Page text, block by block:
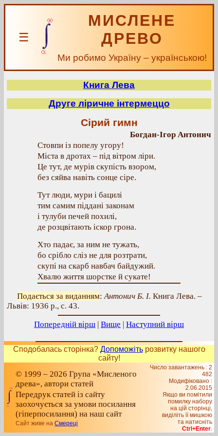
☰
МИСЛЕНЕ
ДРЕВО
Ми робимо Україну – українською!
Книга Лева
Друге ліричне інтермеццо
Сірий гимн
Богдан-Ігор Антонич
Стовпи із попелу угору!
Міста в дротах – під вітром ліри.
Це тут, де мурів скупість взором,
без сяйва навіть сонце сіре.
Тут люди, мури і бацилі
тим самим піддані законам
і тулуби печей похилі,
де розцвітають іскор грона.
Хто падає, за ним не тужать,
бо срібло сліз не для розтрати,
скупі на скарб навбач байдужий.
Хвалю життя шорстке й сукате!
Подається за виданням:Антонич Б. І. Книга Лева. –
Львів: 1936 р., с. 43.
Попередній вірш | Вище | Наступний вірш
Сподобалась сторінка? Допоможітьрозвитку нашого
сайту!
© 1999 – 2026 Група «Мисленого
древа», автори статей
Передрук статей із сайту
заохочується за умови посилання
(гіперпосилання) на наш сайт
Сайт живе на Смереці
Число завантажень : 2
482
Модифіковано :
2.06.2015
Якщо ви помітили
помилку набору
на цiй сторiнцi,
видiлiть її мишкою
та натисніть
Ctrl+Enter.